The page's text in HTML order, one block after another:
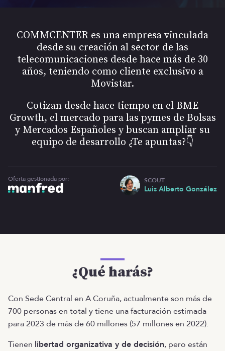
COMMCENTER es una empresa vinculada
desde su creación al sector de las
telecomunicaciones desde hace más de 30
años, teniendo como cliente exclusivo a
Movistar.
Cotizan desde hace tiempo en el BME
Growth, el mercado para las pymes de Bolsas
y Mercados Españoles y buscan ampliar su
equipo de desarrollo ¿Te apuntas?👇
Oferta gestionada por: SCOUT
Luis Alberto González
¿Qué harás?
Con Sede Central en A Coruña, actualmente son más de
700 personas en total y tiene una facturación estimada
para 2023 de más de 60 millones (57 millones en 2022).
Tienen libertad organizativa y de decisión, pero están